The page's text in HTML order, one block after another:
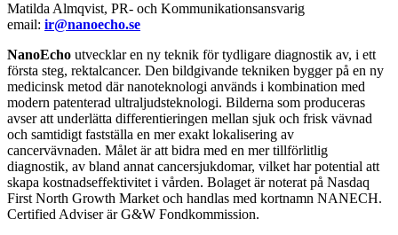
Matilda Almqvist, PR- och Kommunikationsansvarig
email: ir@nanoecho.se
NanoEcho utvecklar en ny teknik för tydligare diagnostik av, i ett
första steg, rektalcancer. Den bildgivande tekniken bygger på en ny
medicinsk metod där nanoteknologi används i kombination med
modern patenterad ultraljudsteknologi. Bilderna som produceras
avser att underlätta differentieringen mellan sjuk och frisk vävnad
och samtidigt fastställa en mer exakt lokalisering av
cancervävnaden. Målet är att bidra med en mer tillförlitlig
diagnostik, av bland annat cancersjukdomar, vilket har potential att
skapa kostnadseffektivitet i vården. Bolaget är noterat på Nasdaq
First North Growth Market och handlas med kortnamn NANECH.
Certified Adviser är G&W Fondkommission.